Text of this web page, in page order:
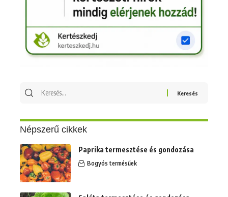
Keresés
Népszerű cikkek
Paprika termesztése és gondozása
Bogyós termésűek